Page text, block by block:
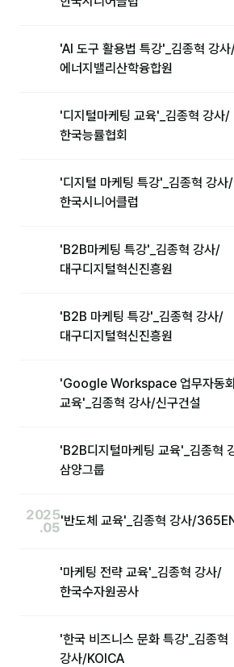
'AI 도구 활용법 특강'_김종혁 강
에너지밸리산학융합원
'디지털마케팅 교육'_김종혁 강사/
한국능률협회
'디지털 마케팅 특강'_김종혁 강사/
한국시니어클럽
'B2B마케팅 특강'_김종혁 강사/
대구디지털혁신진흥원
'B2B 마케팅 특강'_김종혁 강사/
대구디지털혁신진흥원
'Google Workspace 업무자동
교육'_김종혁 강사/신구건설
'B2B디지털마케팅 교육'_김종혁
삼양그룹
2025
.05'반도체 교육'_김종혁 강사/
'마케팅 전략 교육'_김종혁 강사/
한국수자원공사
'한국 비즈니스 문화 특강'_김종혁
강사/KOICA